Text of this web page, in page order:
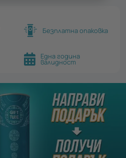
Безплатна опаковка
Една година
валидност